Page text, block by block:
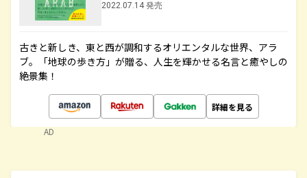
2022.07.14 発売
古きと新しき、東と西が調和するオリエンタルな世界、アラ
ブ。「地球の歩き方」が贈る、人生を輝かせる名言と癒やしの
絶景集！
詳細を見る
AD